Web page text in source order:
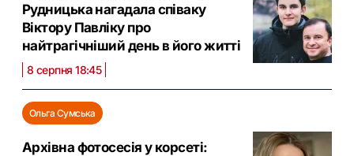
Рудницька нагадала співаку
Віктору Павліку про
найтрагічніший день в його житті
8 серпня 18:45
Ольга Сумська
Архівна фотосесія у корсеті: